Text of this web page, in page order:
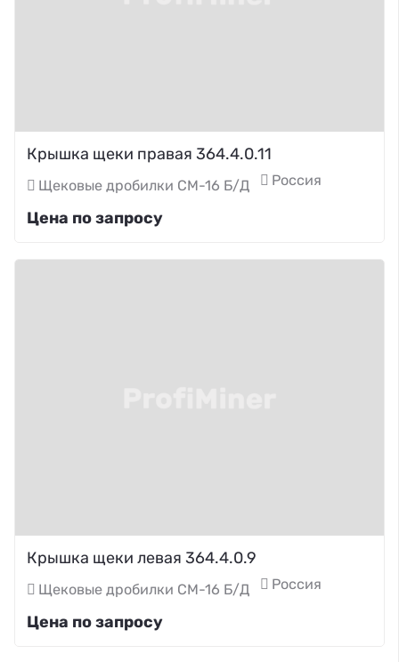
Крышка щеки правая 364.4.0.11
Щековые дробилки СМ-16 Б/Д Россия
Цена по запросу
Крышка щеки левая 364.4.0.9
Щековые дробилки СМ-16 Б/Д Россия
Цена по запросу